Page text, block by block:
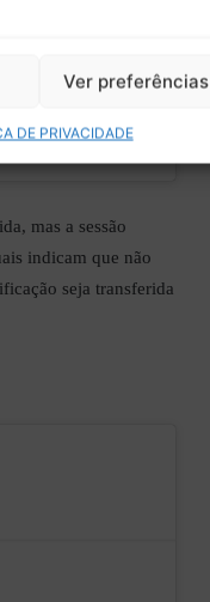
Ver preferências
DE PRIVACIDADE
mas a sessão
indicam que não
seja transferida